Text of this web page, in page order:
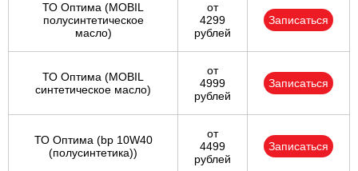
ТО Оптима (MOBIL
полусинтетическое
масло)
от
4299
рублей
Записаться
ТО Оптима (MOBIL
синтетическое масло)
от
4999
рублей
Записаться
ТО Оптима (bp 10W40
(полусинтетика))
от
4499
рублей
Записаться